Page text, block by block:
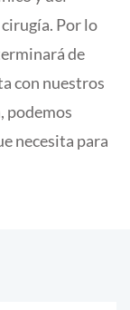
Por lo
de
con nuestros
podemos
necesita para